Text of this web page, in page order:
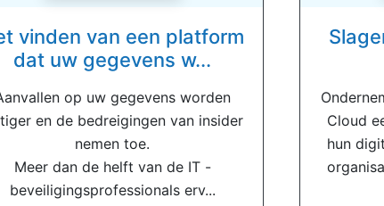
vinden van een platform
dat uw gegevens w...
op uw gegevens worden
en de bedreigingen van insider
nemen toe.
Meer dan de helft van de IT -
beveiligingsprofessionals erv...
Cloud
hun